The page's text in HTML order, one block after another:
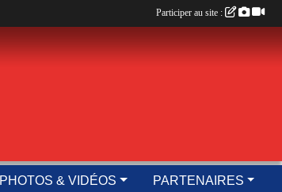
PHOTOS & VIDÉOS PARTENAIRES
Participer au site :